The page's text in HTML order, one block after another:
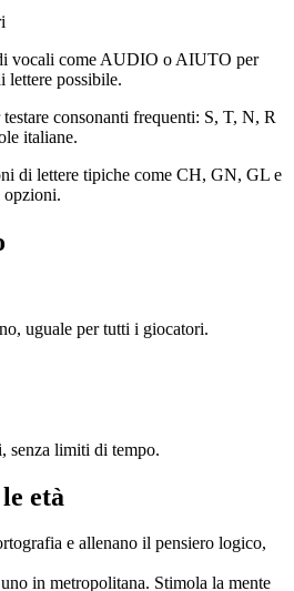
vocali come AUDIO o AIUTO per
lettere possibile.
consonanti frequenti: S, T, N, R
italiane.
di lettere tipiche come CH, GN, GL e
opzioni.
uguale per tutti i giocatori.
senza limiti di tempo.
età
e allenano il pensiero logico,
in metropolitana. Stimola la mente